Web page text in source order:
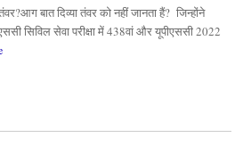
बात दिव्या तंवर को नहीं जानता हैं? जिन्होंने
सिविल सेवा परीक्षा में 438वां और यूपीएससी 2022